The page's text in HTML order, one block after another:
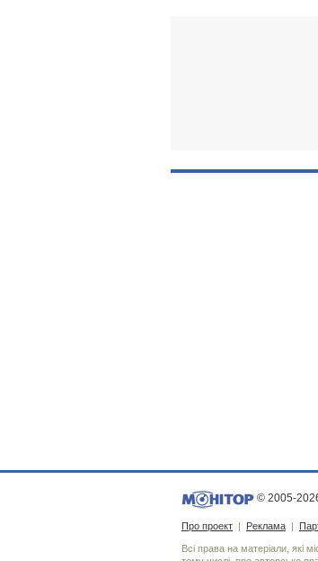
© 2005-
Про проект | Реклама |
Всі права на матеріали, які